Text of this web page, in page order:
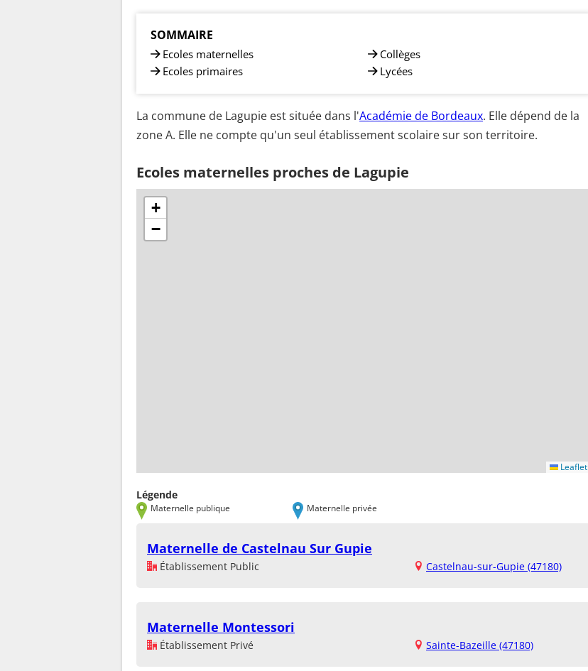
SOMMAIRE
Ecoles maternelles
Ecoles primaires
Collèges
Lycées
La commune de Lagupie est située dans l'Académie de Bordeaux. Elle dépend de la
zone A. Elle ne compte qu'un seul établissement scolaire sur son territoire.
Ecoles maternelles proches de Lagupie
+
−
Leaflet
Légende
Maternelle publique Maternelle privée
Maternelle de Castelnau Sur Gupie
Établissement Public Castelnau-sur-Gupie (47180)
Maternelle Montessori
Établissement Privé Sainte-Bazeille (47180)